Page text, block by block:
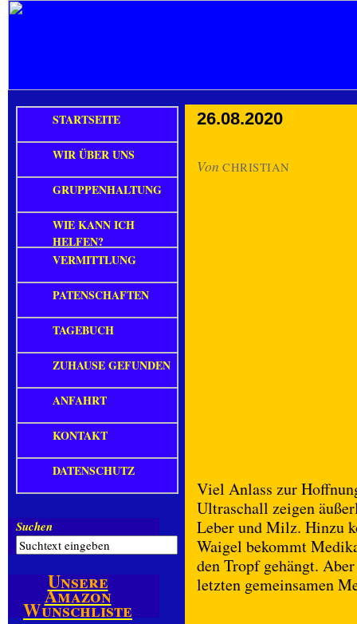
26.08.2020
Von CHRISTIAN
Viel Anlass zur
Ultraschall zeigen
Leber und Milz. Hinzu
Waigel bekommt
den Tropf gehängt.
letzten gemeinsamen
STARTSEITE
WIR ÜBER UNS
GRUPPENHALTUNG
WIE KANN ICH
HELFEN?
VERMITTLUNG
PATENSCHAFTEN
TAGEBUCH
ZUHAUSE GEFUNDEN
ANFAHRT
KONTAKT
DATENSCHUTZ
Suchen
Unsere
Amazon
Wunschliste